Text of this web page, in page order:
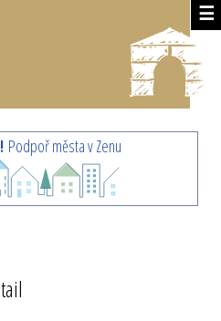
☰
Podpoř města v Zenu